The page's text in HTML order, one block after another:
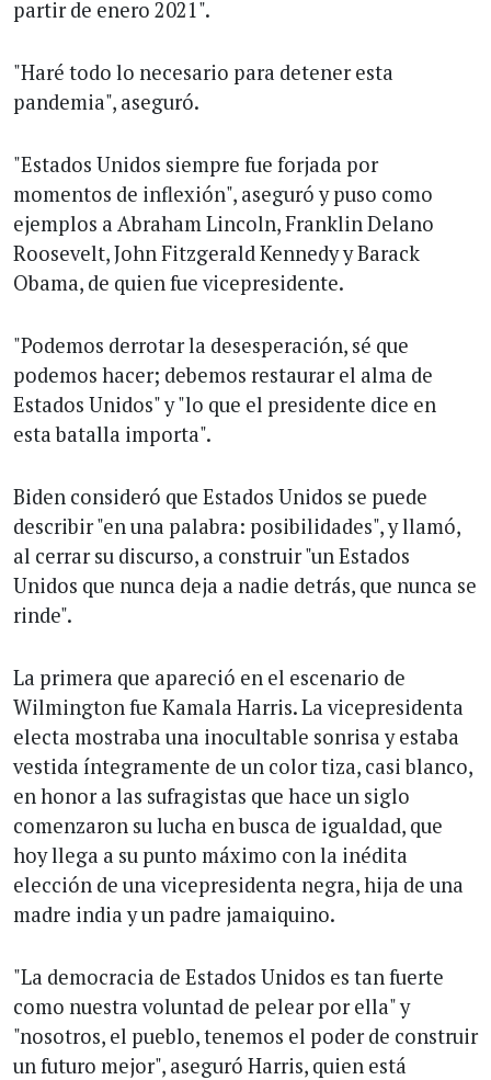
partir de enero 2021".
"Haré todo lo necesario para detener esta
pandemia", aseguró.
"Estados Unidos siempre fue forjada por
momentos de inflexión", aseguró y puso como
ejemplos a Abraham Lincoln, Franklin Delano
Roosevelt, John Fitzgerald Kennedy y Barack
Obama, de quien fue vicepresidente.
"Podemos derrotar la desesperación, sé que
podemos hacer; debemos restaurar el alma de
Estados Unidos" y "lo que el presidente dice en
esta batalla importa".
Biden consideró que Estados Unidos se puede
describir "en una palabra: posibilidades", y llamó,
al cerrar su discurso, a construir "un Estados
Unidos que nunca deja a nadie detrás, que nunca se
rinde".
La primera que apareció en el escenario de
Wilmington fue Kamala Harris. La vicepresidenta
electa mostraba una inocultable sonrisa y estaba
vestida íntegramente de un color tiza, casi blanco,
en honor a las sufragistas que hace un siglo
comenzaron su lucha en busca de igualdad, que
hoy llega a su punto máximo con la inédita
elección de una vicepresidenta negra, hija de una
madre india y un padre jamaiquino.
"La democracia de Estados Unidos es tan fuerte
como nuestra voluntad de pelear por ella" y
"nosotros, el pueblo, tenemos el poder de construir
un futuro mejor", aseguró Harris, quien está